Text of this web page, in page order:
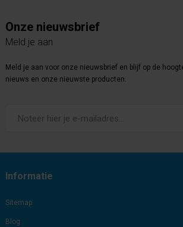
Onze nieuwsbrief
Meld je aan
Meld je aan voor onze nieuwsbrief en blijf op de
nieuws en onze nieuwste producten.
Informatie
Sitemap
Blog